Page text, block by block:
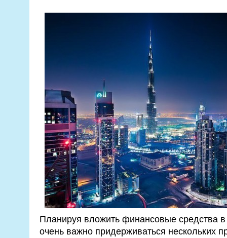
Планируя вложить финансовые средства
очень важно придерживаться нескольких